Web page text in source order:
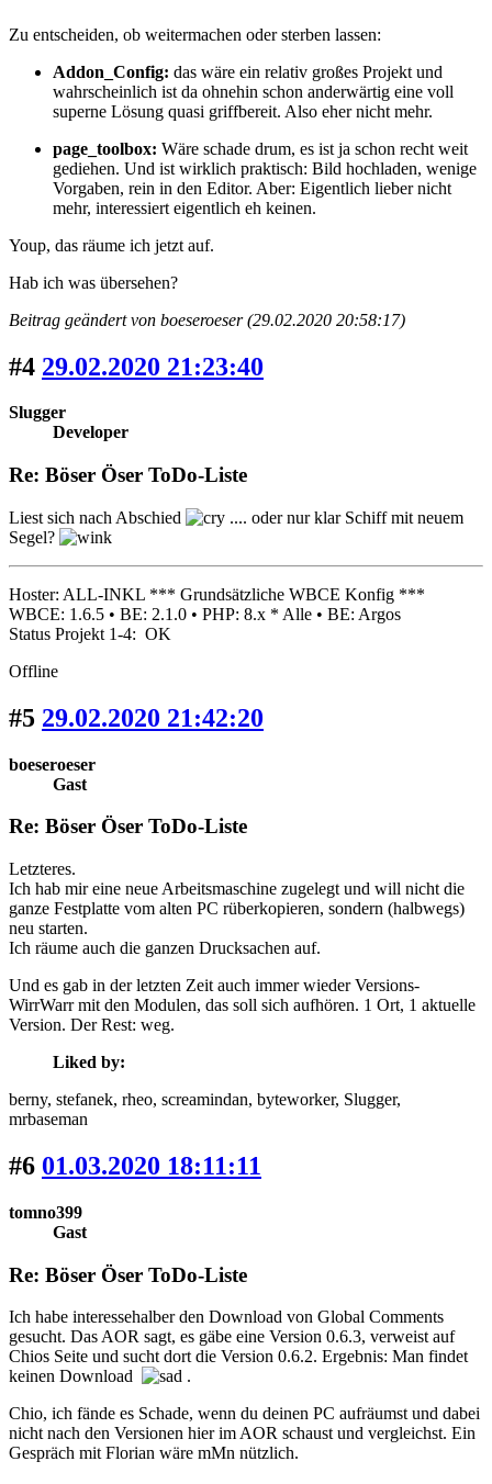
Zu entscheiden, ob weitermachen oder sterben lassen:
Addon_Config: das wäre ein relativ großes Projekt und
wahrscheinlich ist da ohnehin schon anderwärtig eine voll
superne Lösung quasi griffbereit. Also eher nicht mehr.
page_toolbox: Wäre schade drum, es ist ja schon recht weit
gediehen. Und ist wirklich praktisch: Bild hochladen, wenige
Vorgaben, rein in den Editor. Aber: Eigentlich lieber nicht
mehr, interessiert eigentlich eh keinen.
Youp, das räume ich jetzt auf.
Hab ich was übersehen?
Beitrag geändert von boeseroeser (29.02.2020 20:58:17)
#4 29.02.2020 21:23:40
Slugger
Developer
Re: Böser Öser ToDo-Liste
Liest sich nach Abschied
.... oder nur klar Schiff mit neuem
Segel?
Hoster: ALL-INKL *** Grundsätzliche WBCE Konfig ***
WBCE: 1.6.5 • BE: 2.1.0 • PHP: 8.x * Alle • BE: Argos
Status Projekt 1-4: OK
Offline
#5 29.02.2020 21:42:20
boeseroeser
Gast
Re: Böser Öser ToDo-Liste
Letzteres.
Ich hab mir eine neue Arbeitsmaschine zugelegt und will nicht die
ganze Festplatte vom alten PC rüberkopieren, sondern (halbwegs)
neu starten.
Ich räume auch die ganzen Drucksachen auf.
Und es gab in der letzten Zeit auch immer wieder Versions-
WirrWarr mit den Modulen, das soll sich aufhören. 1 Ort, 1 aktuelle
Version. Der Rest: weg.
Liked by:
berny, stefanek, rheo, screamindan, byteworker, Slugger,
mrbaseman
#6 01.03.2020 18:11:11
tomno399
Gast
Re: Böser Öser ToDo-Liste
Ich habe interessehalber den Download von Global Comments
gesucht. Das AOR sagt, es gäbe eine Version 0.6.3, verweist auf
Chios Seite und sucht dort die Version 0.6.2. Ergebnis: Man findet
keinen Download
.
Chio, ich fände es Schade, wenn du deinen PC aufräumst und dabei
nicht nach den Versionen hier im AOR schaust und vergleichst. Ein
Gespräch mit Florian wäre mMn nützlich.